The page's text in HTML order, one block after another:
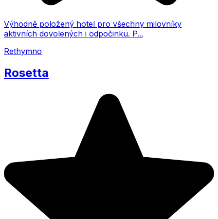
Výhodně položený hotel pro všechny milovníky
aktivních dovolených i odpočinku. P...
Rethymno
Rosetta